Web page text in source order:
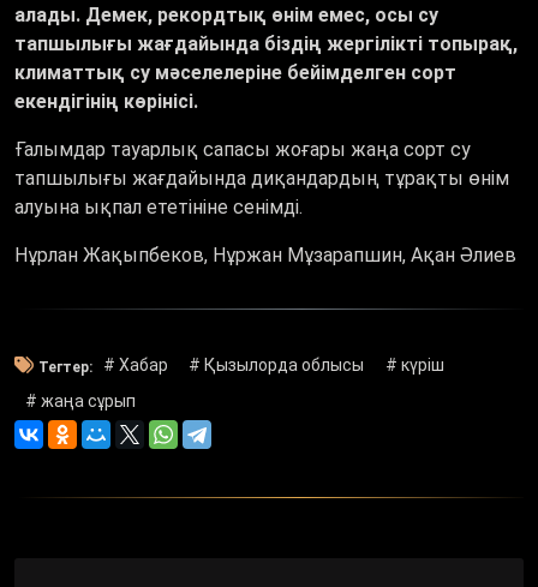
алады. Демек, рекордтық өнім емес, осы су
тапшылығы жағдайында біздің жергілікті топырақ,
климаттық су мәселелеріне бейімделген сорт
екендігінің көрінісі.
Ғалымдар тауарлық сапасы жоғары жаңа сорт су
тапшылығы жағдайында диқандардың тұрақты өнім
алуына ықпал ететініне сенімді.
Нұрлан Жақыпбеков, Нұржан Мұзарапшин, Ақан Әлиев
Тегтер: # Хабар # Қызылорда облысы
# күріш
# жаңа сұрып